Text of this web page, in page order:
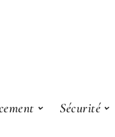
Sécurité